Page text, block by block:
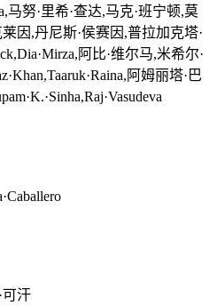
马努·里希·查达,马克·班宁顿,莫
因,丹尼斯·侯赛因,普拉加克塔·
阿比·维尔马,米希尔·
阿姆丽塔·巴
可汗